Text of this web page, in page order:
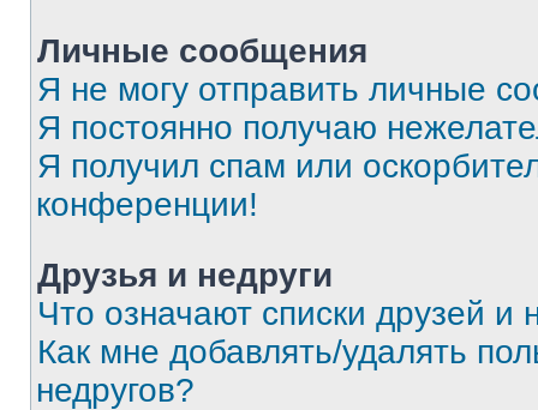
Личные сообщения
Я не могу отправить личные
Я постоянно получаю
Я получил спам или
конференции!
Друзья и недруги
Что означают списки друзей и
Как мне добавлять/удалять
недругов?